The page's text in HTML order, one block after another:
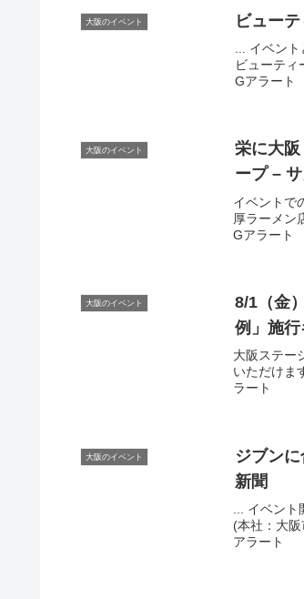
大阪のイベント ビュー
... イベン
ビューティ
Gアラート
大阪のイベント 栄に大阪
ープ –
イベントで
厚ラーメン
Gアラート
大阪のイベント 8/1（金）
例」施
大阪ステー
いただけま
ラート
大阪のイベント
ジブン
新聞
... イベン
(本社：大
アラート